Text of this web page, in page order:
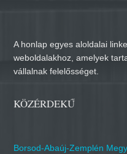
A honlap egyes aloldalai
weboldalakhoz, amelyek
vállalnak felelősséget.
KÖZÉRDEKŰ
Borsod-Abaúj-Zemplén